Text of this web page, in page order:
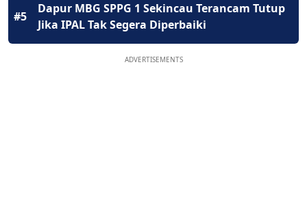
#5
Dapur MBG SPPG 1 Sekincau Terancam Tutup
Jika IPAL Tak Segera Diperbaiki
ADVERTISEMENTS